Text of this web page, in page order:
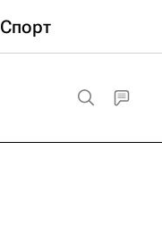
Спорт